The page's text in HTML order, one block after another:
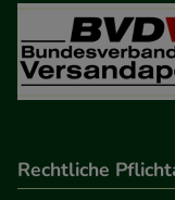
Besuchers oder
anzupassen.
auch auf Ihre
betreiben.
Rechtliche